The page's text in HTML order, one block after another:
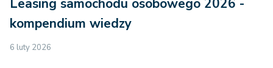
Leasing samochodu osobowego 2026 -
kompendium wiedzy
6 luty 2026